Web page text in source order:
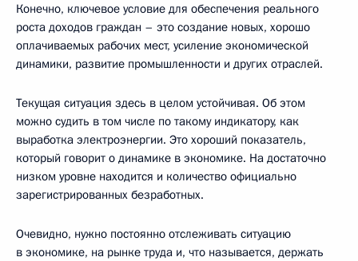
Конечно, ключевое условие для обеспечения реального
роста доходов граждан – это создание новых, хорошо
оплачиваемых рабочих мест, усиление экономической
динамики, развитие промышленности и других отраслей.
Текущая ситуация здесь в целом устойчивая. Об этом
можно судить в том числе по такому индикатору, как
выработка электроэнергии. Это хороший показатель,
который говорит о динамике в экономике. На достаточно
низком уровне находится и количество официально
зарегистрированных безработных.
Очевидно, нужно постоянно отслеживать ситуацию
в экономике, на рынке труда и, что называется, держать